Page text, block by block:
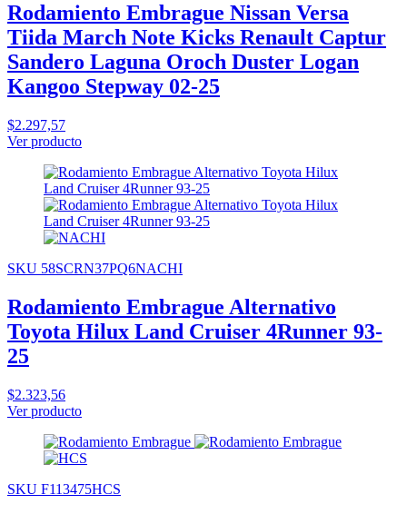
Rodamiento Embrague Nissan Versa
Tiida March Note Kicks Renault Captur
Sandero Laguna Oroch Duster Logan
Kangoo Stepway 02-25
$2.297,57
Ver producto
SKU 58SCRN37PQ6NACHI
Rodamiento Embrague Alternativo
Toyota Hilux Land Cruiser 4Runner 93-
25
$2.323,56
Ver producto
SKU F113475HCS